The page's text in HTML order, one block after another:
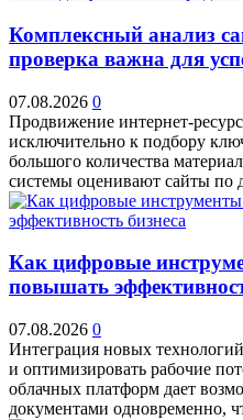
Комплексный анализ
проверка важна для
07.08.2026 0
Продвижение интернет-
исключительно к подбору
большого количества
системы оценивают сайты по
Как цифровые
повышать
07.08.2026 0
Интеграция новых
и оптимизировать рабочие
облачных платформ дает
документами одновременно,